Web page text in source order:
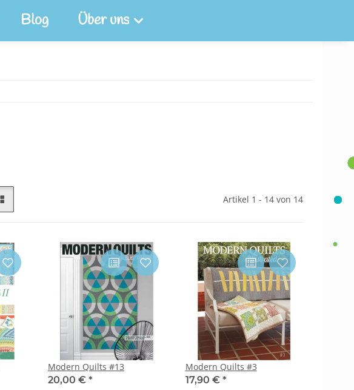
Blog Über uns
Artikel 1 - 14 von 14
Modern Quilts #13
20,00 € *
Modern Quilts #3
17,90 € *